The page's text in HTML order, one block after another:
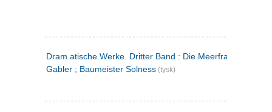
Dram atische Werke. Dritter Band : Die Meerfrau ; Hedda
Gabler ; Baumeister Solness (tysk)